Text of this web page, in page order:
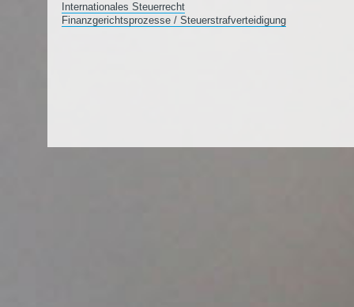
Internationales Steuerrecht
Finanzgerichtsprozesse / Steuerstrafverteidigung